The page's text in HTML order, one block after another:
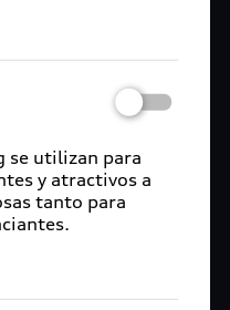
se utilizan para
y atractivos a
tanto para